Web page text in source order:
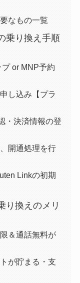
なもの一覧
乗り換え手順
or MNP予約
し込み【プラ
・決済情報の登
開通処理を行
Linkの初期
り換えのメリ
＆通話無料が
が貯まる・支